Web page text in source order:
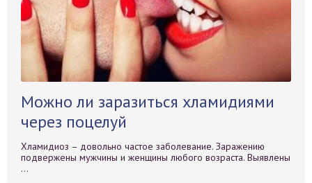
Можно ли заразиться хламидиями
через поцелуй
Хламидиоз – довольно частое заболевание. Заражению
подвержены мужчины и женщины любого возраста. Выявлены
...